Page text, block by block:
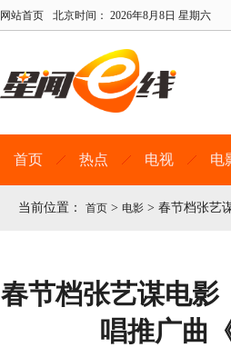
网站首页 北京时间： 2026年8月8日 星期六
首页 热点 电视 电
当前位置： 首页 > 电影 > 春节档张艺
春节档张艺谋电影
唱推广曲